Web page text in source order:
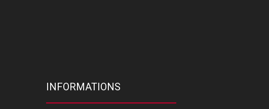
INFORMATIONS